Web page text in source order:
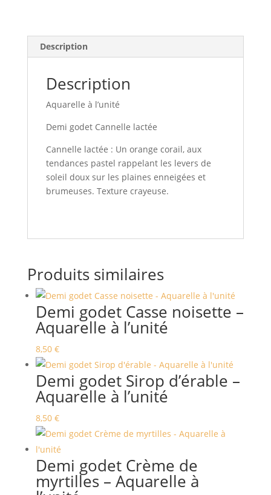
Description
Description
Aquarelle à l’unité
Demi godet Cannelle lactée
Cannelle lactée : Un orange corail, aux
tendances pastel rappelant les levers de
soleil doux sur les plaines enneigées et
brumeuses. Texture crayeuse.
Produits similaires
Demi godet Casse noisette –
Aquarelle à l’unité
8,50 €
Demi godet Sirop d’érable –
Aquarelle à l’unité
8,50 €
Demi godet Crème de
myrtilles – Aquarelle à